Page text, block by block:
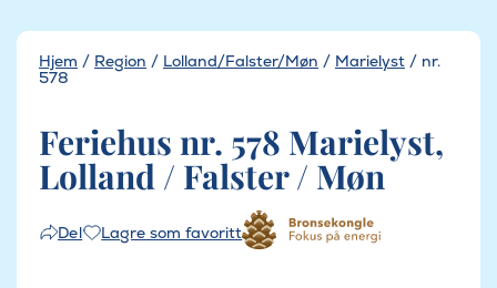
Hjem / Region / Lolland/Falster/Møn / Marielyst / nr.
578
Feriehus nr. 578 Marielyst,
Lolland / Falster / Møn
Del Lagre som favoritt